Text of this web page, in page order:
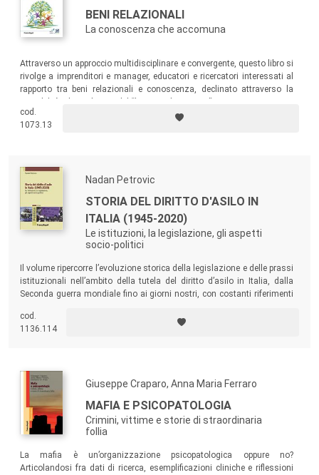
BENI RELAZIONALI
La conoscenza che accomuna
Attraverso un approccio multidisciplinare e convergente, questo libro si
rivolge a imprenditori e manager, educatori e ricercatori interessati al
rapporto tra beni relazionali e conoscenza, declinato attraverso la
cod.
1073.13
Nadan Petrovic
STORIA DEL DIRITTO D'ASILO IN
ITALIA (1945-2020)
Le istituzioni, la legislazione, gli aspetti
socio-politici
Il volume ripercorre l’evoluzione storica della legislazione e delle prassi
istituzionali nell’ambito della tutela del diritto d’asilo in Italia, dalla
Seconda guerra mondiale fino ai giorni nostri, con costanti riferimenti
comunitaria volto alla creazione del Sistema Europeo Comune d’Asilo.
cod.
1136.114
Giuseppe Craparo, Anna Maria Ferraro
MAFIA E PSICOPATOLOGIA
Crimini, vittime e storie di straordinaria
follia
La mafia è un’organizzazione psicopatologica oppure no?
Articolandosi fra dati di ricerca, esemplificazioni cliniche e riflessioni